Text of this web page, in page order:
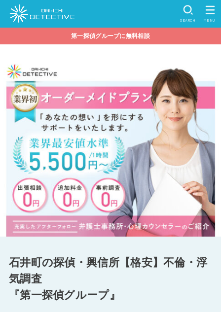
SEARCH MENU
第一探偵グループに無料相談
石井町の探偵・興信所【格安】不倫・浮
気調査
『第一探偵グループ』